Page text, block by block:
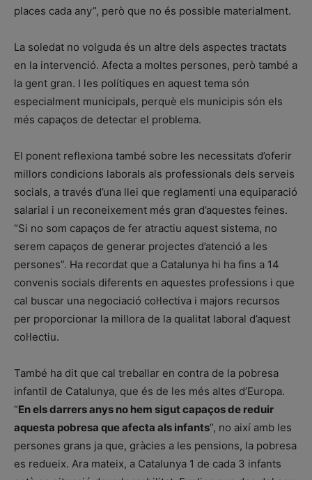
places cada any”, però que no és possible materialment.
La soledat no volguda és un altre dels aspectes tractats
en la intervenció. Afecta a moltes persones, però també a
la gent gran. I les polítiques en aquest tema són
especialment municipals, perquè els municipis són els
més capaços de detectar el problema.
El ponent reflexiona també sobre les necessitats d’oferir
millors condicions laborals als professionals dels serveis
socials, a través d’una llei que reglamenti una equiparació
salarial i un reconeixement més gran d’aquestes feines.
“Si no som capaços de fer atractiu aquest sistema, no
serem capaços de generar projectes d’atenció a les
persones”. Ha recordat que a Catalunya hi ha fins a 14
convenis socials diferents en aquestes professions i que
cal buscar una negociació col·lectiva i majors recursos
per proporcionar la millora de la qualitat laboral d’aquest
col·lectiu.
També ha dit que cal treballar en contra de la pobresa
infantil de Catalunya, que és de les més altes d’Europa.
“En els darrers anys no hem sigut capaços de reduir
aquesta pobresa que afecta als infants”, no així amb les
persones grans ja que, gràcies a les pensions, la pobresa
es redueix. Ara mateix, a Catalunya 1 de cada 3 infants